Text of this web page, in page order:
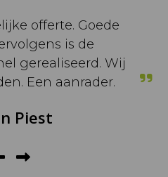
offerte. Goede
is de
gerealiseerd. Wij
Een aanrader.
Piest